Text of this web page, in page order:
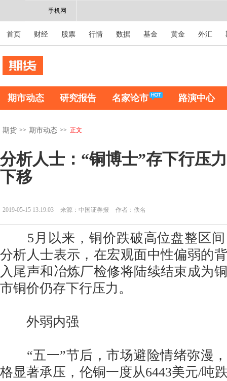
手机网
首页 财经 股票 行情 数据 基金 黄金 外汇
期市动态 研究报告 名家论市 路演中心
期货 >> 期市动态 >> 正文
分析人士：“铜博士”存下行压
下移
2019-05-15 13:19:03 来源：中国证券报 作者：佚名
5月以来，铜价跌破高位盘整区间
分析人士表示，在宏观面中性偏弱的
入尾声和冶炼厂检修将陆续结束成为
市铜价仍存下行压力。
外弱内强
“五一”节后，市场避险情绪弥漫，
格显著承压，伦铜一度从6443美元/吨